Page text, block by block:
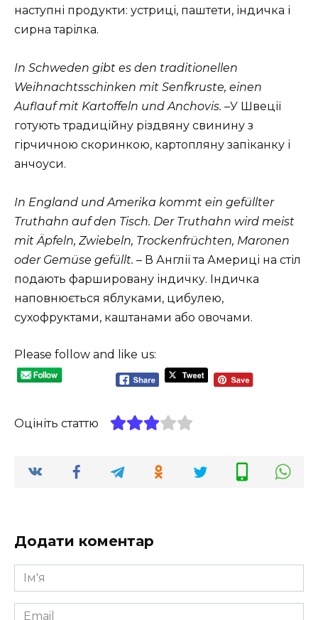
наступні продукти: устриці, паштети, індичка і
сирна тарілка.
In Schweden gibt es den traditionellen
Weihnachtsschinken mit Senfkruste, einen
Auflauf mit Kartoffeln und Anchovis. –У Швеції
готують традиційну різдвяну свинину з
гірчичною скоринкою, картопляну запіканку і
анчоуси.
In England und Amerika kommt ein gefüllter
Truthahn auf den Tisch. Der Truthahn wird meist
mit Äpfeln, Zwiebeln, Trockenfrüchten, Maronen
oder Gemüse gefüllt. – В Англії та Америці на стіл
подають фаршировану індичку. Індичка
наповнюється яблуками, цибулею,
сухофруктами, каштанами або овочами.
Please follow and like us:
Оцініть статтю
Додати коментар
Ім'я
*
Email